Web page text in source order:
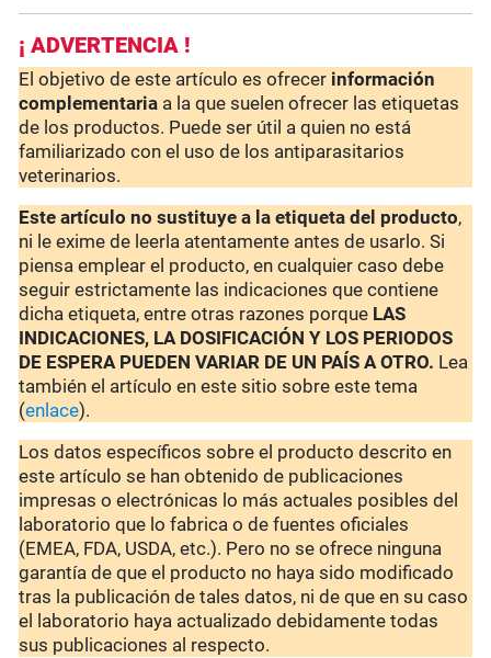
¡ ADVERTENCIA !
El objetivo de este artículo es ofrecer información
complementaria a la que suelen ofrecer las etiquetas
de los productos. Puede ser útil a quien no está
familiarizado con el uso de los antiparasitarios
veterinarios.
Este artículo no sustituye a la etiqueta del producto,
ni le exime de leerla atentamente antes de usarlo. Si
piensa emplear el producto, en cualquier caso debe
seguir estrictamente las indicaciones que contiene
dicha etiqueta, entre otras razones porque LAS
INDICACIONES, LA DOSIFICACIÓN Y LOS PERIODOS
DE ESPERA PUEDEN VARIAR DE UN PAÍS A OTRO. Lea
también el artículo en este sitio sobre este tema
(enlace).
Los datos específicos sobre el producto descrito en
este artículo se han obtenido de publicaciones
impresas o electrónicas lo más actuales posibles del
laboratorio que lo fabrica o de fuentes oficiales
(EMEA, FDA, USDA, etc.). Pero no se ofrece ninguna
garantía de que el producto no haya sido modificado
tras la publicación de tales datos, ni de que en su caso
el laboratorio haya actualizado debidamente todas
sus publicaciones al respecto.